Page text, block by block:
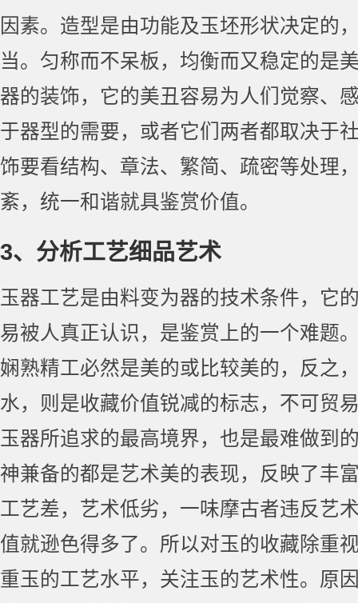
因素。造型是由功能及玉坯形状决定的
当。匀称而不呆板，均衡而又稳定的是
器的装饰，它的美丑容易为人们觉察、
于器型的需要，或者它们两者都取决于
饰要看结构、章法、繁简、疏密等处理
紊，统一和谐就具鉴赏价值。
3、分析工艺细品艺术
玉器工艺是由料变为器的技术条件，它
易被人真正认识，是鉴赏上的一个难题
娴熟精工必然是美的或比较美的，反之
水，则是收藏价值锐减的标志，不可贸
玉器所追求的最高境界，也是最难做到
神兼备的都是艺术美的表现，反映了丰
工艺差，艺术低劣，一味摩古者违反艺
值就逊色得多了。所以对玉的收藏除重
重玉的工艺水平，关注玉的艺术性。原